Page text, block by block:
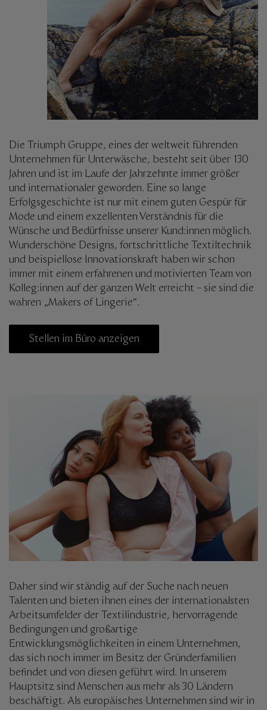
Die Triumph Gruppe, eines der weltweit führenden
Unternehmen für Unterwäsche, besteht seit über 130
Jahren und ist im Laufe der Jahrzehnte immer größer
und internationaler geworden. Eine so lange
Erfolgsgeschichte ist nur mit einem guten Gespür für
Mode und einem exzellenten Verständnis für die
Wünsche und Bedürfnisse unserer Kund:innen möglich.
Wunderschöne Designs, fortschrittliche Textiltechnik
und beispiellose Innovationskraft haben wir schon
immer mit einem erfahrenen und motivierten Team von
Kolleg:innen auf der ganzen Welt erreicht – sie sind die
wahren „Makers of Lingerie“.
Stellen im Büro anzeigen
Daher sind wir ständig auf der Suche nach neuen
Talenten und bieten ihnen eines der internationalsten
Arbeitsumfelder der Textilindustrie, hervorragende
Bedingungen und großartige
Entwicklungsmöglichkeiten in einem Unternehmen,
das sich noch immer im Besitz der Gründerfamilien
befindet und von diesen geführt wird. In unserem
Hauptsitz sind Menschen aus mehr als 30 Ländern
beschäftigt. Als europäisches Unternehmen sind wir in